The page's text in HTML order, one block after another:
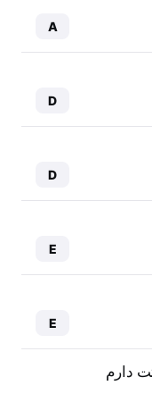
A
D
D
E
E
دارم